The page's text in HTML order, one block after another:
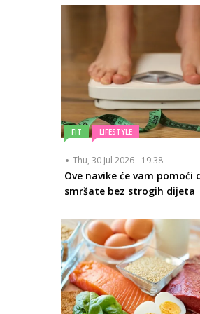
FIT LIFESTYLE
Thu, 30 Jul 2026 - 19:38
Ove navike će vam pomoći
smršate bez strogih dijeta